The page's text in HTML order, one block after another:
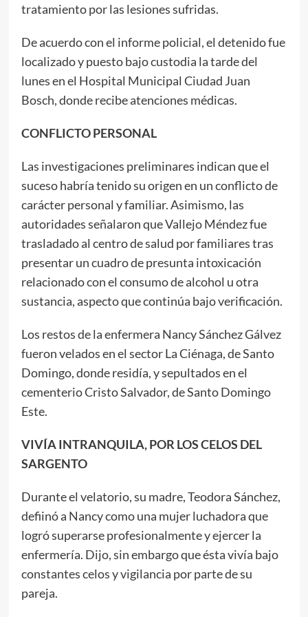
tratamiento por las lesiones sufridas.
De acuerdo con el informe policial, el detenido fue
localizado y puesto bajo custodia la tarde del
lunes en el Hospital Municipal Ciudad Juan
Bosch, donde recibe atenciones médicas.
CONFLICTO PERSONAL
Las investigaciones preliminares indican que el
suceso habría tenido su origen en un conflicto de
carácter personal y familiar. Asimismo, las
autoridades señalaron que Vallejo Méndez fue
trasladado al centro de salud por familiares tras
presentar un cuadro de presunta intoxicación
relacionado con el consumo de alcohol u otra
sustancia, aspecto que continúa bajo verificación.
Los restos de la enfermera Nancy Sánchez Gálvez
fueron velados en el sector La Ciénaga, de Santo
Domingo, donde residía, y sepultados en el
cementerio Cristo Salvador, de Santo Domingo
Este.
VIVÍA INTRANQUILA, POR LOS CELOS DEL
SARGENTO
Durante el velatorio, su madre, Teodora Sánchez,
defiinó a Nancy como una mujer luchadora que
logró superarse profesionalmente y ejercer la
enfermería. Dijo, sin embargo que ésta vivía bajo
constantes celos y vigilancia por parte de su
pareja.